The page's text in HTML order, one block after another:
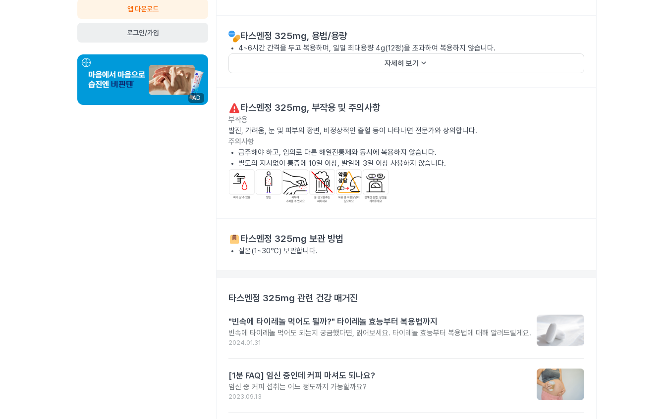
앱 다운로드
로그인/가입
AD
타스멘정 325mg, 용법/용량
4~6시간 간격을 두고 복용하며, 일일 최대용량 4g(12정)을 초과하여 복용하지 않습니다.
자세히 보기 keyboard_arrow_down
타스멘정 325mg, 부작용 및 주의사항
부작용
발진, 가려움, 눈 및 피부의 황변, 비정상적인 출혈 등이 나타나면 전문가와 상의합니다.
주의사항
금주해야 하고, 임의로 다른 해열진통제와 동시에 복용하지 않습니다.
별도의 지시없이 통증에 10일 이상, 발열에 3일 이상 사용하지 않습니다.
타스멘정 325mg 보관 방법
실온(1~30℃) 보관합니다.
타스멘정 325mg 관련 건강 매거진
"빈속에 타이레놀 먹어도 될까?" 타이레놀 효능부터 복용법까지
빈속에 타이레놀 먹어도 되는지 궁금했다면, 읽어보세요. 타이레놀 효능부터 복용법에 대해 알려드릴게요.
2024.01.31
[1분 FAQ] 임신 중인데 커피 마셔도 되나요?
임신 중 커피 섭취는 어느 정도까지 가능할까요?
2023.09.13